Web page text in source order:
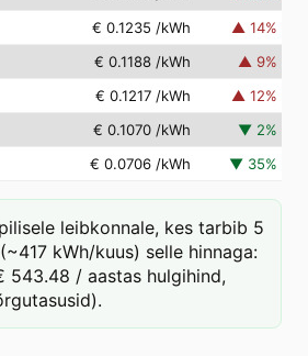
€ 0.1235 /kWh ▲ 14%
€ 0.1188 /kWh ▲ 9%
€ 0.1217 /kWh ▲ 12%
€ 0.1070 /kWh ▼ 2%
€ 0.0706 /kWh ▼ 35%
leibkonnale, kes tarbib 5
kWh/kuus) selle hinnaga:
543.48 / aastas hulgihind,